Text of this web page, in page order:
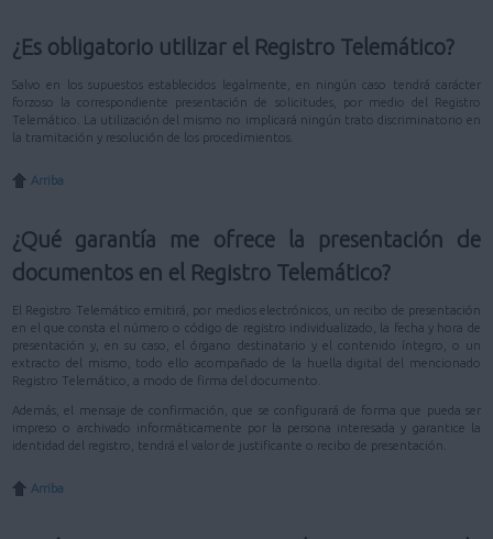
¿Es obligatorio utilizar el Registro Telemático?
Salvo en los supuestos establecidos legalmente, en ningún caso tendrá carácter
forzoso la correspondiente presentación de solicitudes, por medio del Registro
Telemático. La utilización del mismo no implicará ningún trato discriminatorio en
la tramitación y resolución de los procedimientos.
Arriba
¿Qué garantía me ofrece la presentación de
documentos en el Registro Telemático?
El Registro Telemático emitirá, por medios electrónicos, un recibo de presentación
en el que consta el número o código de registro individualizado, la fecha y hora de
presentación y, en su caso, el órgano destinatario y el contenido íntegro, o un
extracto del mismo, todo ello acompañado de la huella digital del mencionado
Registro Telemático, a modo de firma del documento.
Además, el mensaje de confirmación, que se configurará de forma que pueda ser
impreso o archivado informáticamente por la persona interesada y garantice la
identidad del registro, tendrá el valor de justificante o recibo de presentación.
Arriba